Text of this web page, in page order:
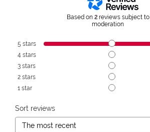
Based on 2 reviews subject to
moderation
5 stars
4 stars
3 stars
2 stars
1 star
Sort reviews